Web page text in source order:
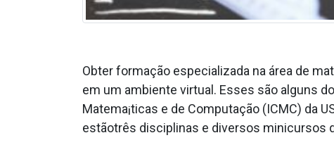
Obter formação especializada na área de
em um ambiente virtual. Esses são alguns
Matema¡ticas e de Computação (ICMC) da
estãotrês disciplinas e diversos minicursos